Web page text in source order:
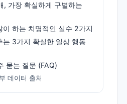
, 가장 확실하게 구별하는
이 하는 치명적인 실수 2가지
는 3가지 확실한 일상 행동
묻는 질문 (FAQ)
데이터 출처